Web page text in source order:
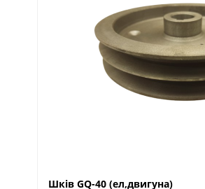
Шків GQ-40 (ел,двигуна)